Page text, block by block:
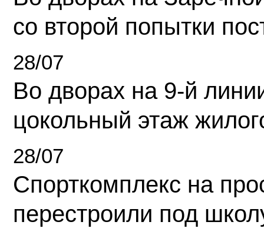
со второй попытки
28/07
Во дворах на 9-й
цокольный этаж
28/07
Спорткомплекс на
перестроили под